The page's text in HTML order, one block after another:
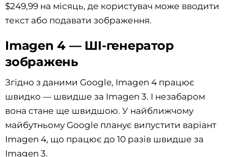
$249,99 на місяць, де користувач може вводити
текст або подавати зображення.
Imagen 4 — ШІ-генератор
зображень
Згідно з даними Google, Imagen 4 працює
швидко — швидше за Imagen 3. І незабаром
вона стане ще швидшою. У найближчому
майбутньому Google планує випустити варіант
Imagen 4, що працює до 10 разів швидше за
Imagen 3.